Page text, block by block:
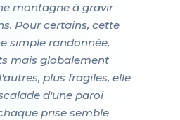
montagne à gravir
Pour certains, cette
simple randonnée,
mais globalement
plus fragiles, elle
d'une paroi
prise semble